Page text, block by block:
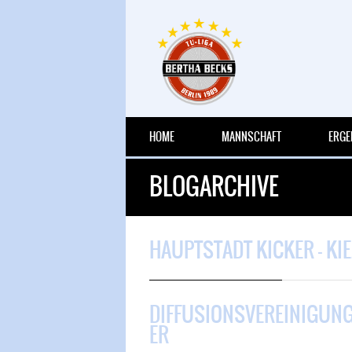
HOME MANNSCHAFT
BLOGARCHIVE
HAUPTSTADT KICKER –
ER